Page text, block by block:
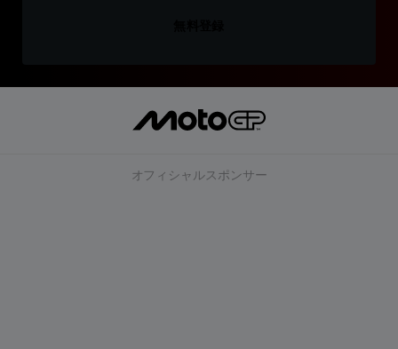
オフィシャルスポンサー